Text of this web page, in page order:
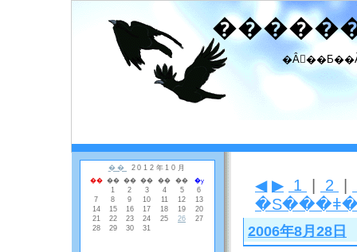
◀ ▶ 1 2
2006年8月28日